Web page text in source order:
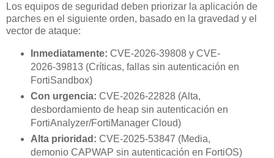
Los equipos de seguridad deben priorizar la aplicación de
parches en el siguiente orden, basado en la gravedad y el
vector de ataque:
Inmediatamente: CVE-2026-39808 y CVE-
2026-39813 (Críticas, fallas sin autenticación en
FortiSandbox)
Con urgencia: CVE-2026-22828 (Alta,
desbordamiento de heap sin autenticación en
FortiAnalyzer/FortiManager Cloud)
Alta prioridad: CVE-2025-53847 (Media,
demonio CAPWAP sin autenticación en FortiOS)